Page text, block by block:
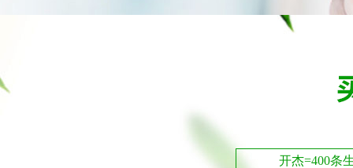
开杰=400条